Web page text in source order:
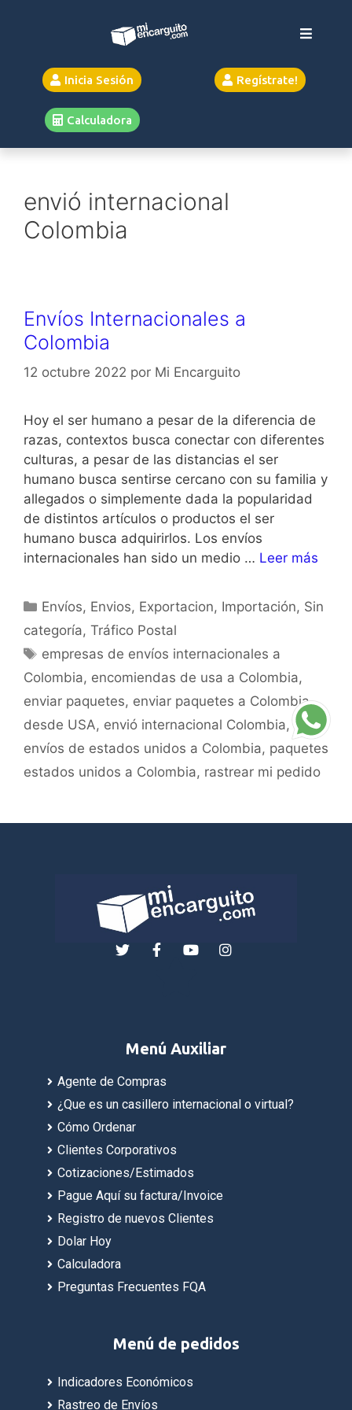
Inicia Sesión Regístrate!
Calculadora
envió internacional
Colombia
Envíos Internacionales a
Colombia
12 octubre 2022 por Mi Encarguito
Hoy el ser humano a pesar de la diferencia de
razas, contextos busca conectar con diferentes
culturas, a pesar de las distancias el ser
humano busca sentirse cercano con su familia y
allegados o simplemente dada la popularidad
de distintos artículos o productos el ser
humano busca adquirirlos. Los envíos
internacionales han sido un medio … Leer más
Envíos, Envios, Exportacion, Importación, Sin
categoría, Tráfico Postal
empresas de envíos internacionales a
Colombia, encomiendas de usa a Colombia,
enviar paquetes, enviar paquetes a Colombia
desde USA, envió internacional Colombia,
envíos de estados unidos a Colombia, paquetes
estados unidos a Colombia, rastrear mi pedido
Menú Auxiliar
Agente de Compras
¿Que es un casillero internacional o virtual?
Cómo Ordenar
Clientes Corporativos
Cotizaciones/Estimados
Pague Aquí su factura/Invoice
Registro de nuevos Clientes
Dolar Hoy
Calculadora
Preguntas Frecuentes FQA
Menú de pedidos
Indicadores Económicos
Rastreo de Envíos